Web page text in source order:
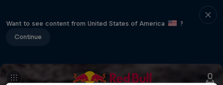
Want to see content from United States of America
?
Continue